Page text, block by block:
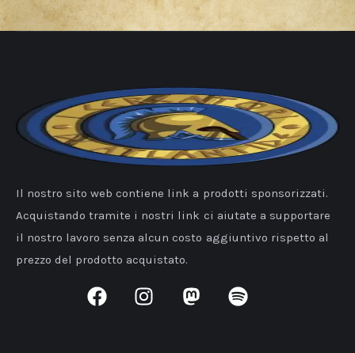
Il nostro sito web contiene link a prodotti sponsorizzati.
Acquistando tramite i nostri link ci aiutate a supportare
il nostro lavoro senza alcun costo aggiuntivo rispetto al
prezzo del prodotto acquistato.